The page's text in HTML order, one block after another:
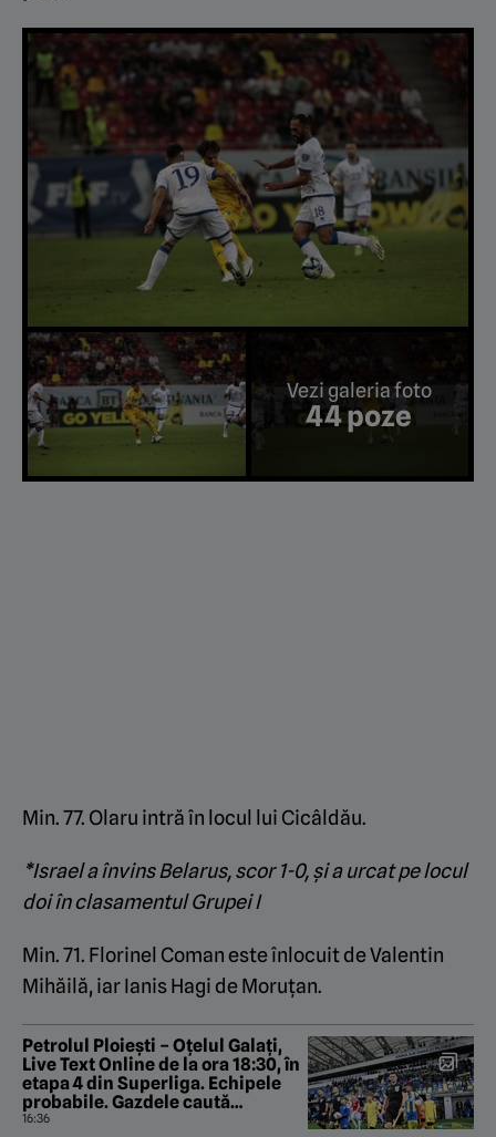
Vezi galeria foto
44 poze
Min. 77. Olaru intră în locul lui Cicâldău.
*Israel a învins Belarus, scor 1-0, și a urcat pe locul
doi în clasamentul Grupei I
Min. 71. Florinel Coman este înlocuit de Valentin
Mihăilă, iar Ianis Hagi de Moruțan.
Petrolul Ploiești – Oțelul Galați,
Live Text Online de la ora 18:30, în
etapa 4 din Superliga. Echipele
probabile. Gazdele caută
răzbunare după umilința recentă
16:36